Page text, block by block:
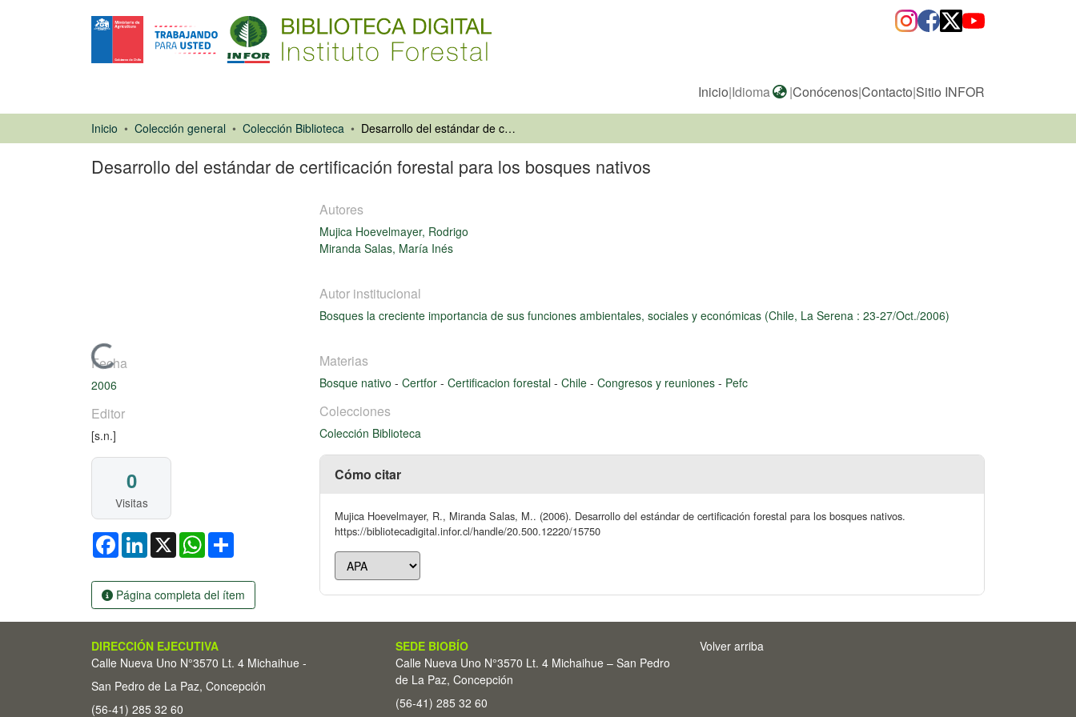
Inicio|Idioma |Conócenos|Contacto|Sitio INFOR
Inicio Colección general Colección Biblioteca Desarrollo del estándar de certificación forestal para los bosques nativos
Desarrollo del estándar de certificación forestal para los bosques nativos
Cargando...
Fecha
2006
Editor
[s.n.]
0
Visitas
FacebookLinkedIn
X WhatsApp
Página completa del ítem
Autores
Mujica Hoevelmayer, Rodrigo
Miranda Salas, María Inés
Autor institucional
Bosques la creciente importancia de sus funciones ambientales, sociales y económicas (Chile, La Serena : 23-27/Oct./2006)
Materias
Bosque nativo - Certfor - Certificacion forestal - Chile - Congresos y reuniones - Pefc
Colecciones
Colección Biblioteca
Cómo citar
Mujica Hoevelmayer, R., Miranda Salas, M.. (2006). Desarrollo del estándar de certificación forestal para los bosques nativos.
https://bibliotecadigital.infor.cl/handle/20.500.12220/15750
DIRECCIÓN EJECUTIVA
Calle Nueva Uno N°3570 Lt. 4 Michaihue -
San Pedro de La Paz, Concepción
(56-41) 285 32 60
SEDE BIOBÍO
Calle Nueva Uno N°3570 Lt. 4 Michaihue – San Pedro
de La Paz, Concepción
(56-41) 285 32 60
Volver arriba